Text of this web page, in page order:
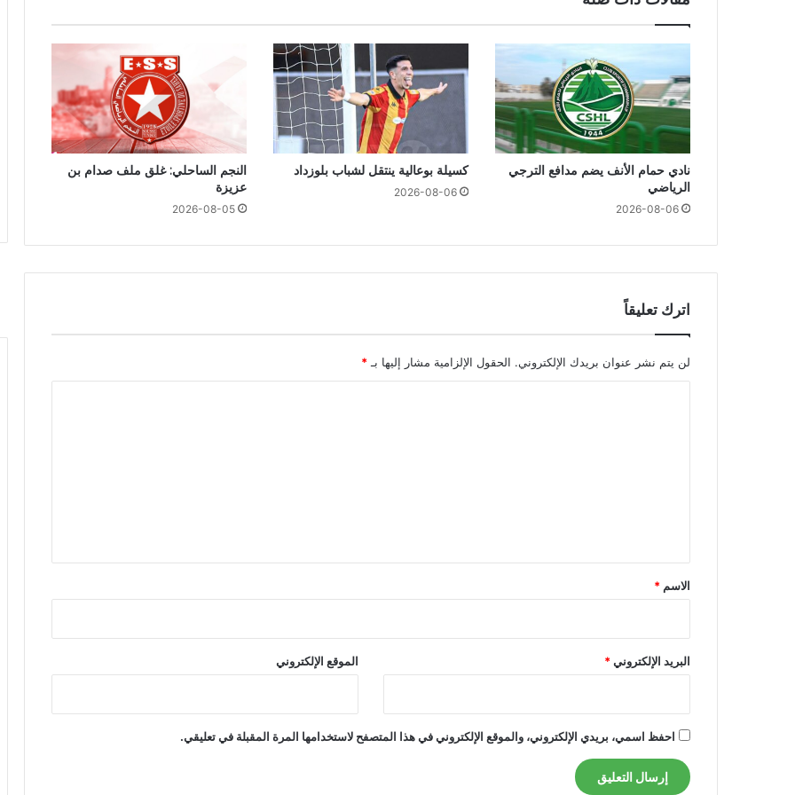
نادي حمام الأنف يضم مدافع الترجي
الرياضي
2026-08-06
كسيلة بوعالية ينتقل لشباب بلوزداد
2026-08-06
النجم الساحلي: غلق ملف صدام بن
عزيزة
2026-08-05
اترك تعليقاً
لن يتم نشر عنوان بريدك الإلكتروني. الحقول الإلزامية مشار إليها بـ *
*
الاسم *
البريد الإلكتروني* الموقع الإلكتروني
احفظ اسمي، بريدي الإلكتروني، والموقع الإلكتروني في هذا المتصفح لاستخدامها المرة المقبلة في تعليقي.